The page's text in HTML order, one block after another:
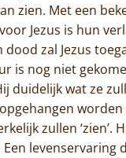
zien. Met een
Jezus is hun
zal Jezus
is nog niet
duidelijk wat ze
zullen
levenservaring